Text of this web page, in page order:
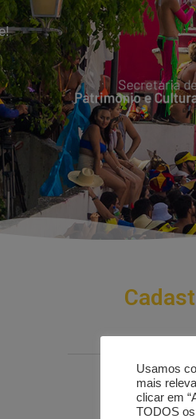
Usamos
mais
clicar em
TODOS